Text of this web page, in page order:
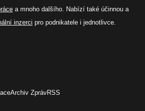
a mnoho dalšího. Nabízí také účinnou a
inzerci pro podnikatele i jednotlivce.
Archiv ZprávRSS